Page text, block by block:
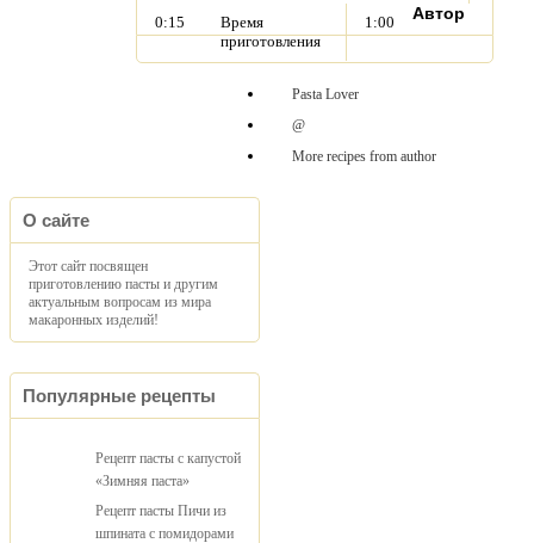
0:15
Время
приготовления
1:00 Автор
Pasta Lover
@
More recipes from author
О сайте
Этот сайт посвящен
приготовлению пасты и другим
актуальным вопросам из мира
макаронных изделий!
Популярные рецепты
Рецепт пасты с капустой
«Зимняя паста»
Рецепт пасты Пичи из
шпината с помидорами